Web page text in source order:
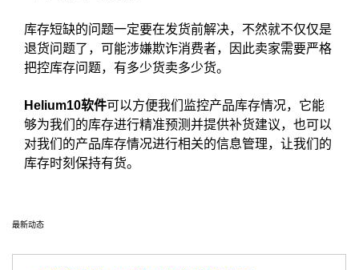
库存短缺的问题一定要在发货前解决，不然就不仅仅是
退货问题了，可能涉嫌欺诈消费者，因此卖家需要严格
把控库存问题，有多少货卖多少货。
Helium10软件可以方便我们监控产品库存情况，它能
够为我们的库存进行精准预测并提供补货建议，也可以
对我们的产品库存情况进行相关的信息管理，让我们的
库存时刻保持有货。
最新动态